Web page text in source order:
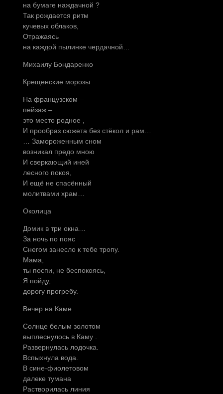
на бумаге наждачной ?
Так рождается ритм
кучевых облаков,
Отражаясь
на каждой пылинке чердачной…
Михаилу Бондаренко
Крещенские морозы
На французском –
пейзаж –
это место родное ,
И прообраз сюжета без стёкол и рам…
… Замороженным сном
возникал предо мною
И сверкающий иней
лесного покоя,
И ещё не спасённый
молитвами храм…
Околица
Домик в три окна…
За ночь по пояс
Снегом занесло к тебе тропу.
Мама,
ты поспи, не беспокоясь,
Я пойду,
дорогу прогребу.
Вечер на Каме
Солнце белым золотом
выплеснулось в Каму .
Развернулась лодочка.
Вспыхнула вода.
В сине-фиолетовом
далеке тумана
Растворилась линия